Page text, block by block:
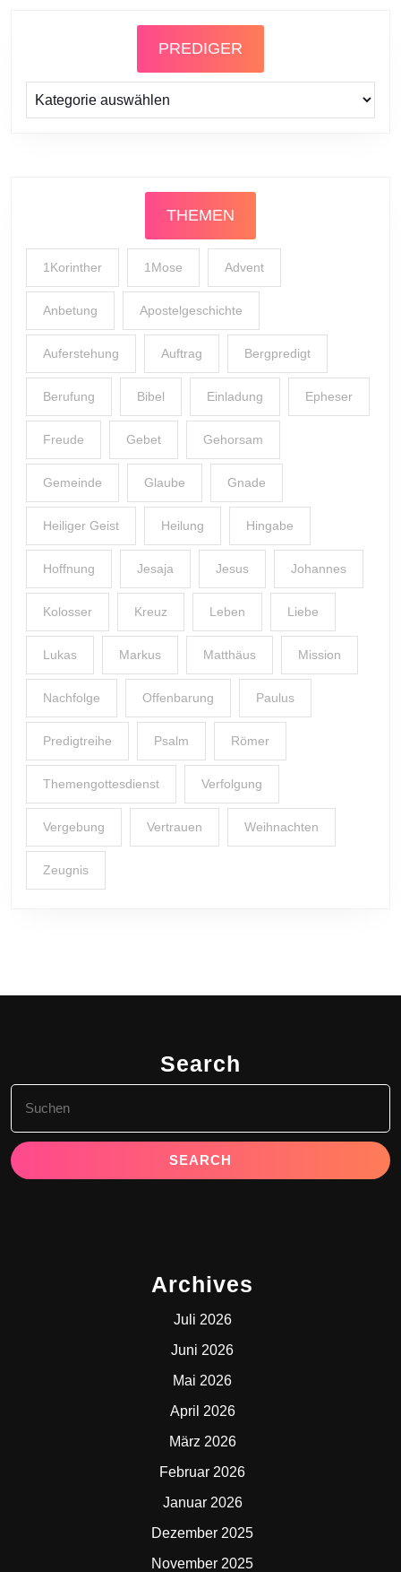
PREDIGER
Prediger
THEMEN
1Korinther 1Mose Advent
Anbetung Apostelgeschichte
Auferstehung Auftrag Bergpredigt
Berufung Bibel Einladung Epheser
Freude Gebet Gehorsam
Gemeinde Glaube Gnade
Heiliger Geist Heilung Hingabe
Hoffnung Jesaja Jesus Johannes
Kolosser Kreuz Leben Liebe
Lukas Markus Matthäus Mission
Nachfolge Offenbarung Paulus
Predigtreihe Psalm Römer
Themengottesdienst Verfolgung
Vergebung Vertrauen Weihnachten
Zeugnis
Search
for:
Archives
Juli 2026
Juni 2026
Mai 2026
April 2026
März 2026
Februar 2026
Januar 2026
Dezember 2025
November 2025